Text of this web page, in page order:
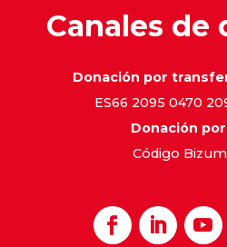
Canales de
Donación por
ES66 2095 0470
Donación
Código